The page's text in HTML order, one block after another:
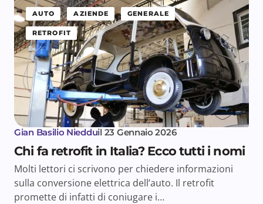
AUTO AZIENDE GENERALE
RETROFIT
Gian Basilio Niedduil 23 Gennaio 2026
Chi fa retrofit in Italia? Ecco tutti i nomi
Molti lettori ci scrivono per chiedere informazioni
sulla conversione elettrica dell’auto. Il retrofit
promette di infatti di coniugare i…